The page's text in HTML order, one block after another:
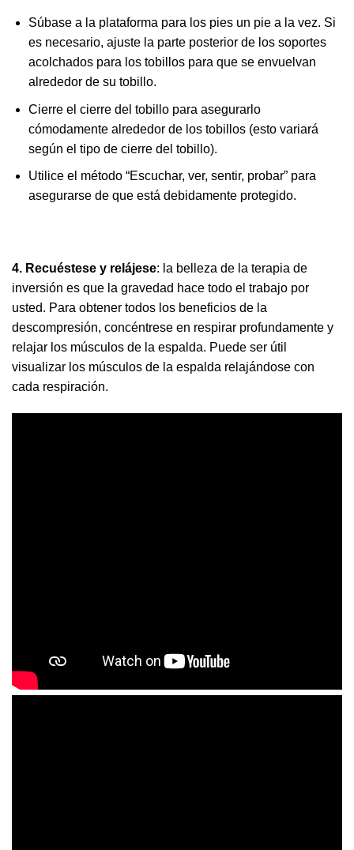
Súbase a la plataforma para los pies un pie a la vez. Si
es necesario, ajuste la parte posterior de los soportes
acolchados para los tobillos para que se envuelvan
alrededor de su tobillo.
Cierre el cierre del tobillo para asegurarlo
cómodamente alrededor de los tobillos (esto variará
según el tipo de cierre del tobillo).
Utilice el método “Escuchar, ver, sentir, probar” para
asegurarse de que está debidamente protegido.
4. Recuéstese y relájese: la belleza de la terapia de
inversión es que la gravedad hace todo el trabajo por
usted. Para obtener todos los beneficios de la
descompresión, concéntrese en respirar profundamente y
relajar los músculos de la espalda. Puede ser útil
visualizar los músculos de la espalda relajándose con
cada respiración.